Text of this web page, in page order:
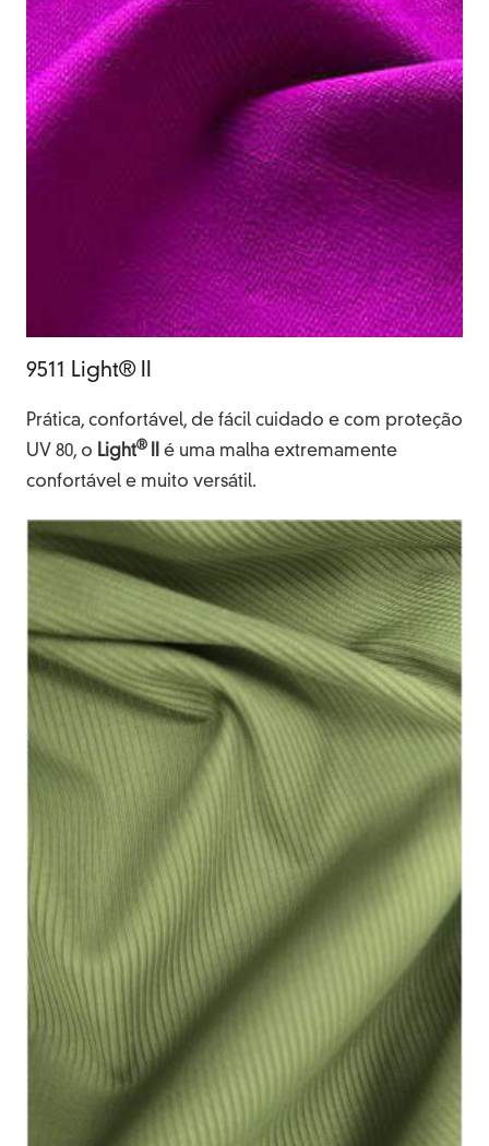
9511 Light® II
Prática, confortável, de fácil cuidado e com proteção
UV 80, o Light® II é uma malha extremamente
confortável e muito versátil.